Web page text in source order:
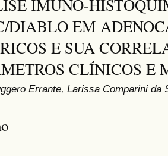
IMUNO-
DIABLO EM
E SUA
CLÍNICOS E
Errante, Larissa Comparini da